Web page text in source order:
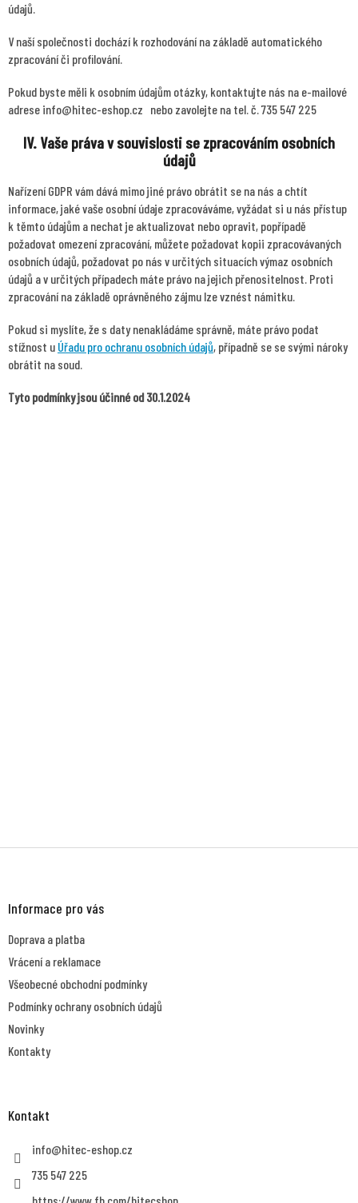
údajů.
V naší společnosti dochází k rozhodování na základě automatického
zpracování či profilování.
Pokud byste měli k osobním údajům otázky, kontaktujte nás na e-mailové
adrese info@hitec-eshop.cz nebo zavolejte na tel. č. 735 547 225
IV. Vaše práva v souvislosti se zpracováním osobních
údajů
Nařízení GDPR vám dává mimo jiné právo obrátit se na nás a chtít
informace, jaké vaše osobní údaje zpracováváme, vyžádat si u nás přístup
k těmto údajům a nechat je aktualizovat nebo opravit, popřípadě
požadovat omezení zpracování, můžete požadovat kopii zpracovávaných
osobních údajů, požadovat po nás v určitých situacích výmaz osobních
údajů a v určitých případech máte právo na jejich přenositelnost. Proti
zpracování na základě oprávněného zájmu lze vznést námitku.
Pokud si myslíte, že s daty nenakládáme správně, máte právo podat
stížnost u Úřadu pro ochranu osobních údajů, případně se se svými nároky
obrátit na soud.
Tyto podmínky jsou účinné od 30.1.2024
Informace pro vás
Doprava a platba
Vrácení a reklamace
Všeobecné obchodní podmínky
Podmínky ochrany osobních údajů
Novinky
Kontakty
Kontakt
info@hitec-eshop.cz
735 547 225